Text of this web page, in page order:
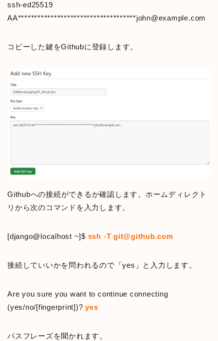
ssh-ed25519
AA************************************john@example.com
コピーした鍵をGithubに登録します。
Githubへの接続ができるか確認します。ホームディレクト
リから次のコマンドを入力します。
[django@localhost ~]$ ssh -T git@github.com
接続していいかを問われるので「yes」と入力します。
Are you sure you want to continue connecting
(yes/no/[fingerprint])?yes
パスフレーズを聞かれます。